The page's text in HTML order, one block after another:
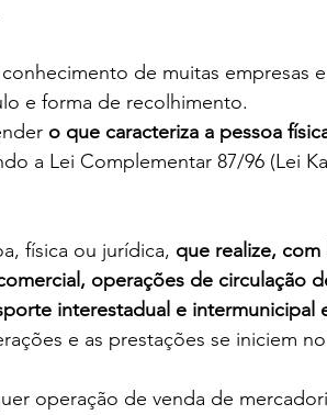
de muitas empresas
e forma de recolhimento.
o que caracteriza a pessoa
a Lei Complementar 87/96 (Lei
física ou jurídica, que realize,
operações de circulação
interestadual e intermunicipal
e as prestações se iniciem
operação de venda de